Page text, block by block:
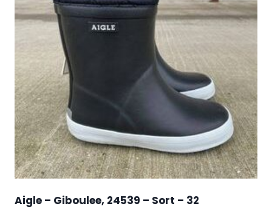
Aigle – Giboulee, 24539 – Sort – 32